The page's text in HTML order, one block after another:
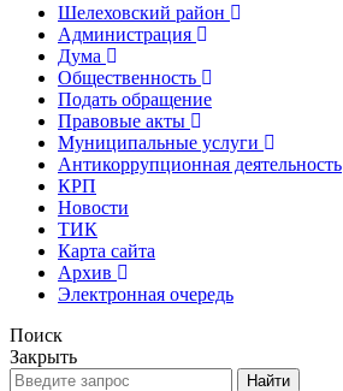
Шелеховский район
Администрация
Дума
Общественность
Подать обращение
Правовые акты
Муниципальные услуги
Антикоррупционная деятельность
КРП
Новости
ТИК
Карта сайта
Архив
Электронная очередь
Поиск
Закрыть
Найти